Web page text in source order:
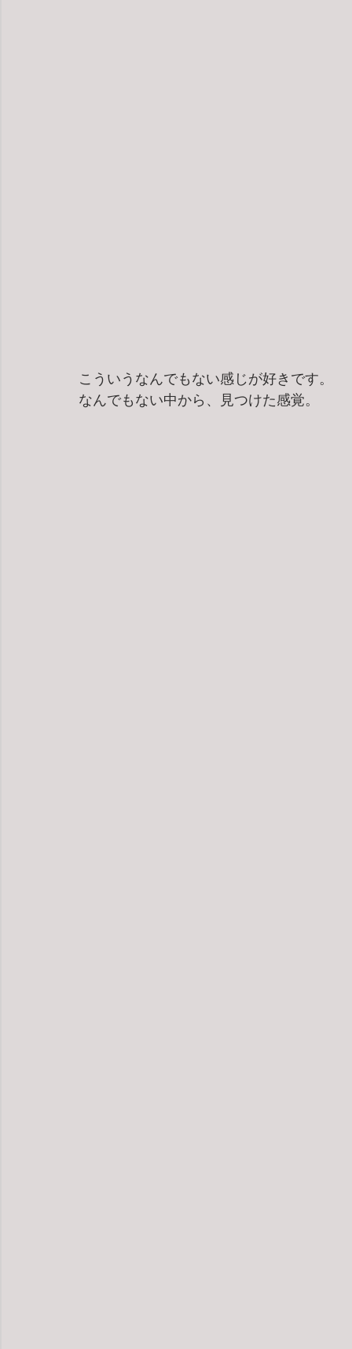
こういうなんでもない感じが好きです。
なんでもない中から、見つけた感覚。